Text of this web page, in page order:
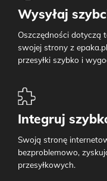
Wysyłaj
Oszczędności dotyczą
swojej strony z
przesyłki szybko i
Integruj
Swoją stronę
bezproblemowo,
przesyłkowych.